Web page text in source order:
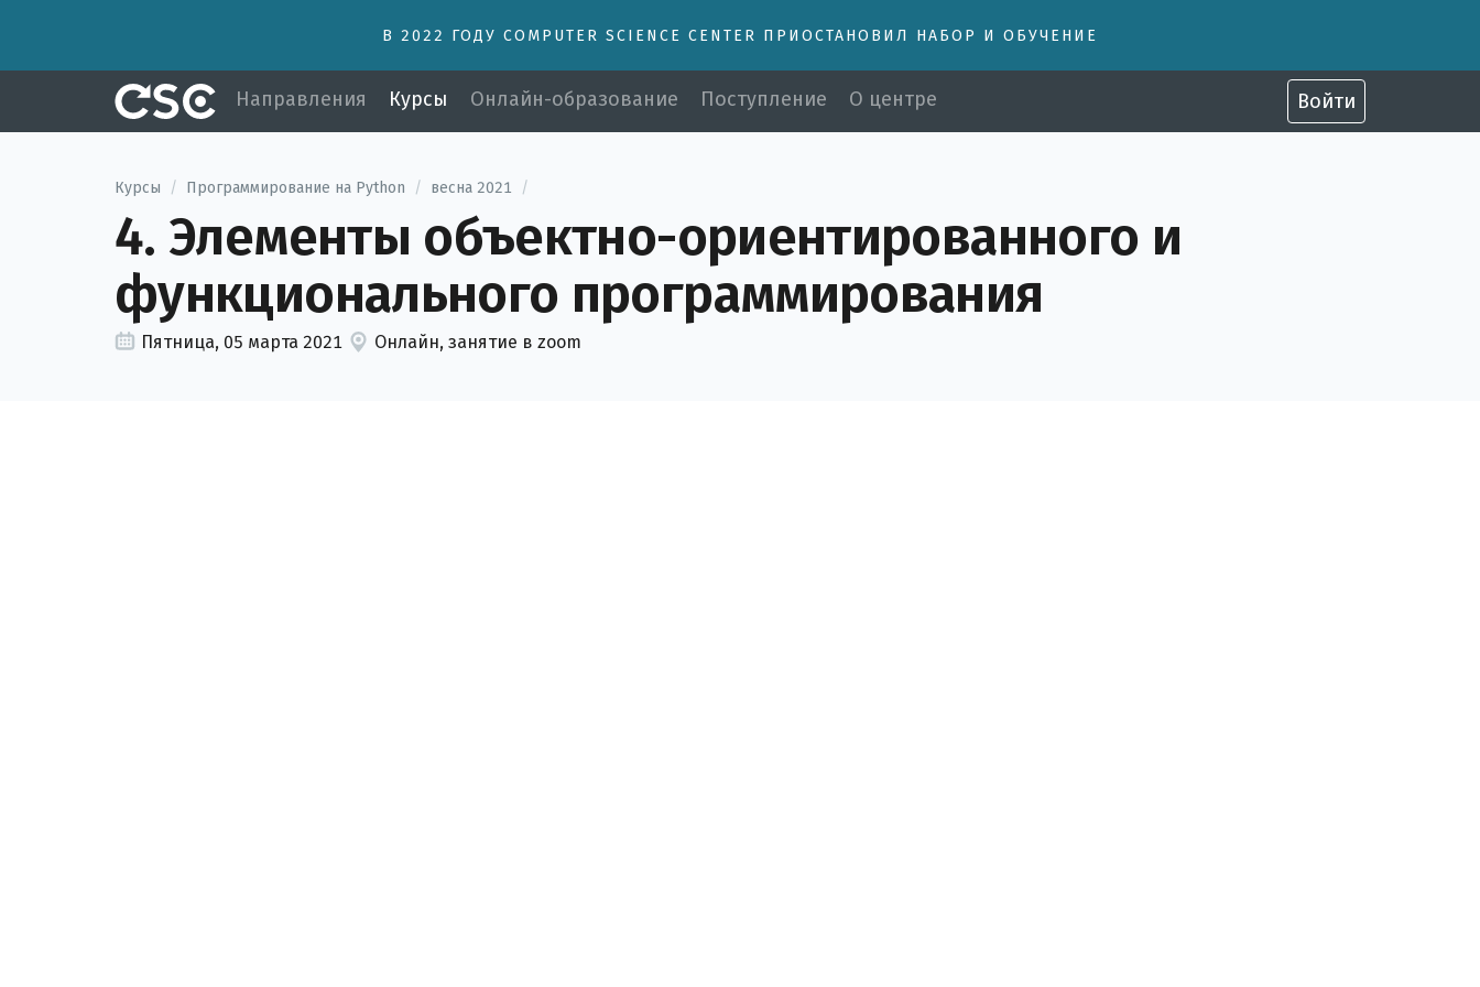
В 2022 ГОДУ COMPUTER SCIENCE CENTER ПРИОСТАНОВИЛ НАБОР И ОБУЧЕНИЕ
Направления Курсы Онлайн-образование Поступление О центре Войти
Курсы / Программирование на Python / весна 2021 /
4. Элементы объектно-ориентированного и
функционального программирования
Пятница, 05 марта 2021 Онлайн, занятие в zoom